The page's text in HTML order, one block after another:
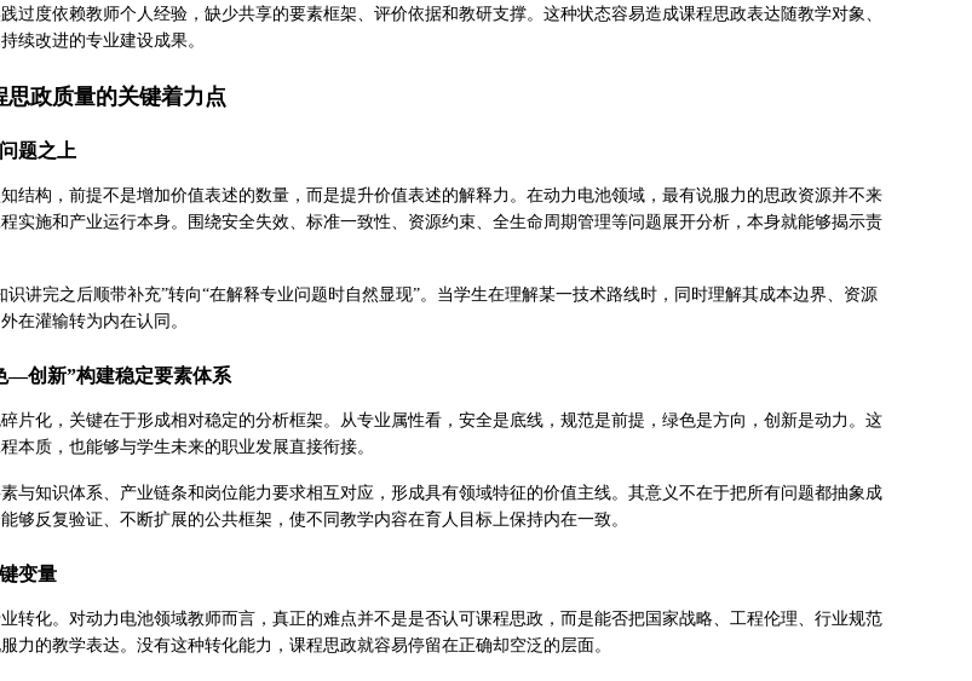
过度依赖教师个人经验，缺少共享的要素框架、评价依据和教研支撑。这种状态容易造成课程思政表达随教学对象、
续改进的专业建设成果。
政质量的关键着力点
题之上
结构，前提不是增加价值表述的数量，而是提升价值表述的解释力。在动力电池领域，最有说服力的思政资源并不来
实施和产业运行本身。围绕安全失效、标准一致性、资源约束、全生命周期管理等问题展开分析，本身就能够揭示责
识讲完之后顺带补充”转向“在解释专业问题时自然显现”。当学生在理解某一技术路线时，同时理解其成本边界、资源
在灌输转为内在认同。
—创新”构建稳定要素体系
片化，关键在于形成相对稳定的分析框架。从专业属性看，安全是底线，规范是前提，绿色是方向，创新是动力。这
本质，也能够与学生未来的职业发展直接衔接。
与知识体系、产业链条和岗位能力要求相互对应，形成具有领域特征的价值主线。其意义不在于把所有问题都抽象成
够反复验证、不断扩展的公共框架，使不同教学内容在育人目标上保持内在一致。
变量
转化。对动力电池领域教师而言，真正的难点并不是是否认可课程思政，而是能否把国家战略、工程伦理、行业规范
力的教学表达。没有这种转化能力，课程思政就容易停留在正确却空泛的层面。